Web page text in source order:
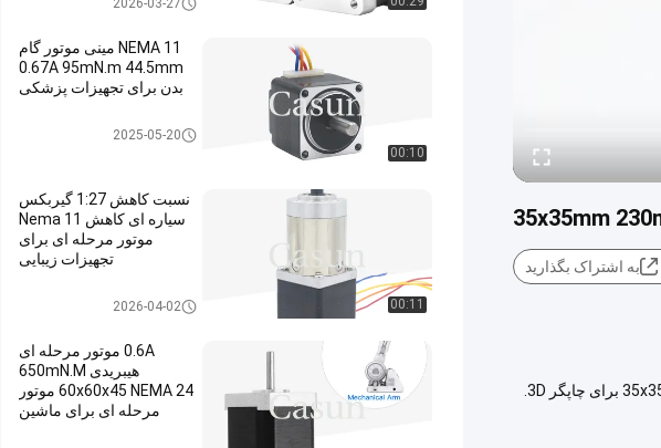
به اشتراک بگذارید
2026-03-27
00:10
NEMA 11 مینی موتور گام
0.67A 95mN.m 44.5mm
بدن برای تجهیزات پزشکی
موتور پله ای nema 112025-05-20
00:11
نسبت کاهش 1:27 گیربکس
سیاره ای کاهش Nema 11
موتور مرحله ای برای
تجهیزات زیبایی
موتور پله ای دنده ای NEMA 11
2026-04-02
0.6A موتور مرحله ای
هیبریدی 650mN.M
60x60x45 NEMA 24 موتور
مرحله ای برای ماشین